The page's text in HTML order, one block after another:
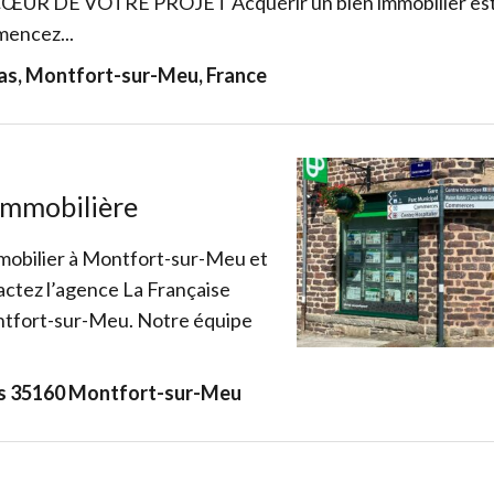
Montfort-sur-Meu, France
à Montfort-sur-Meu et
l’agence La Française
sur-Meu. Notre équipe
35160 Montfort-sur-Meu